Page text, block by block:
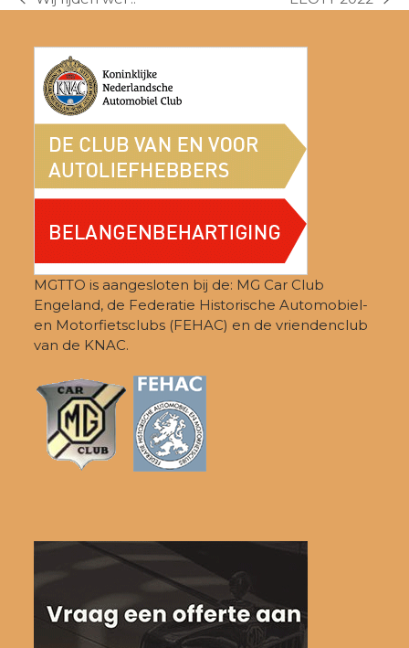
previous
next
MGTTO is aangesloten bij de: MG Car Club
Engeland, de Federatie Historische Automobiel-
en Motorfietsclubs (FEHAC) en de vriendenclub
van de KNAC.